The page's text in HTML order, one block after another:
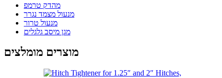
מהדק טרמפ
מנעול מצמד נגרר
מנעול טרור
מגן מיסב גלגלים
מוצרים מומלצים